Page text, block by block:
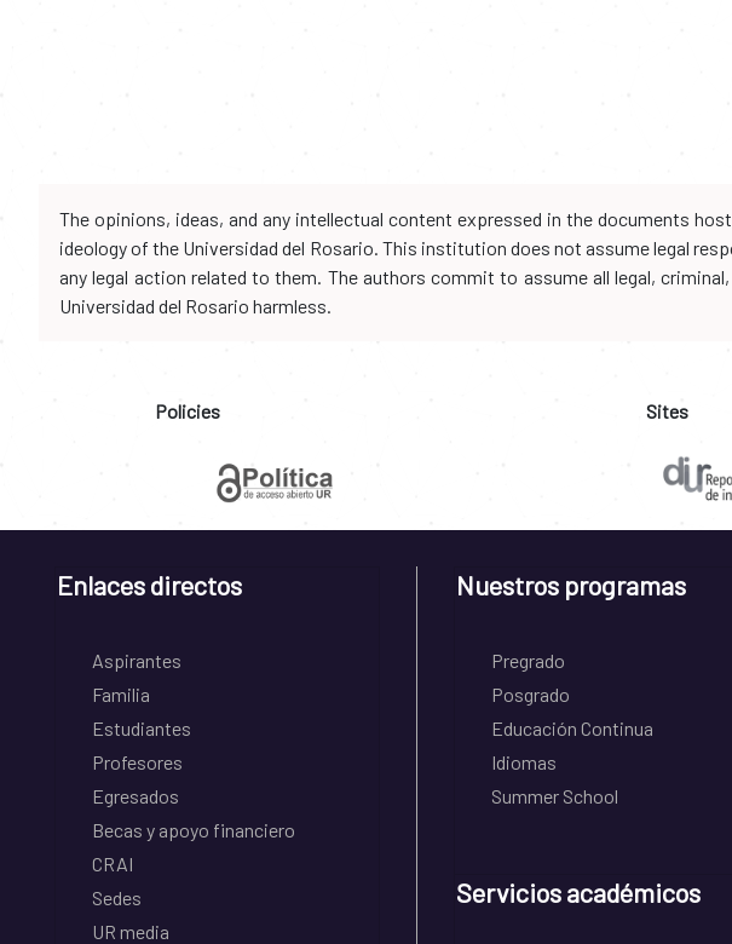
The opinions, ideas, and any intellectual content expressed in the documents
ideology of the Universidad del Rosario. This institution does not assume legal
any legal action related to them. The authors commit to assume all legal,
Universidad del Rosario harmless.
Policies Sites
Enlaces directos
Aspirantes
Familia
Estudiantes
Profesores
Egresados
Becas y apoyo financiero
CRAI
Sedes
UR media
Nuestros programas
Pregrado
Posgrado
Educación Continua
Idiomas
Summer School
Servicios académicos